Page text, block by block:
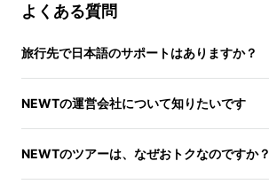
よくある質問
旅行先で日本語のサポートはありますか？
NEWTの運営会社について知りたいです
NEWTのツアーは、なぜおトクなのですか？